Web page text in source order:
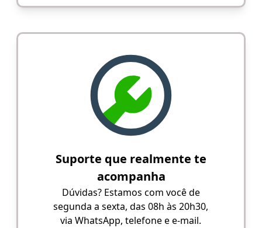
Suporte que realmente te
acompanha
Dúvidas? Estamos com você de
segunda a sexta, das 08h às 20h30,
via WhatsApp, telefone e e-mail.